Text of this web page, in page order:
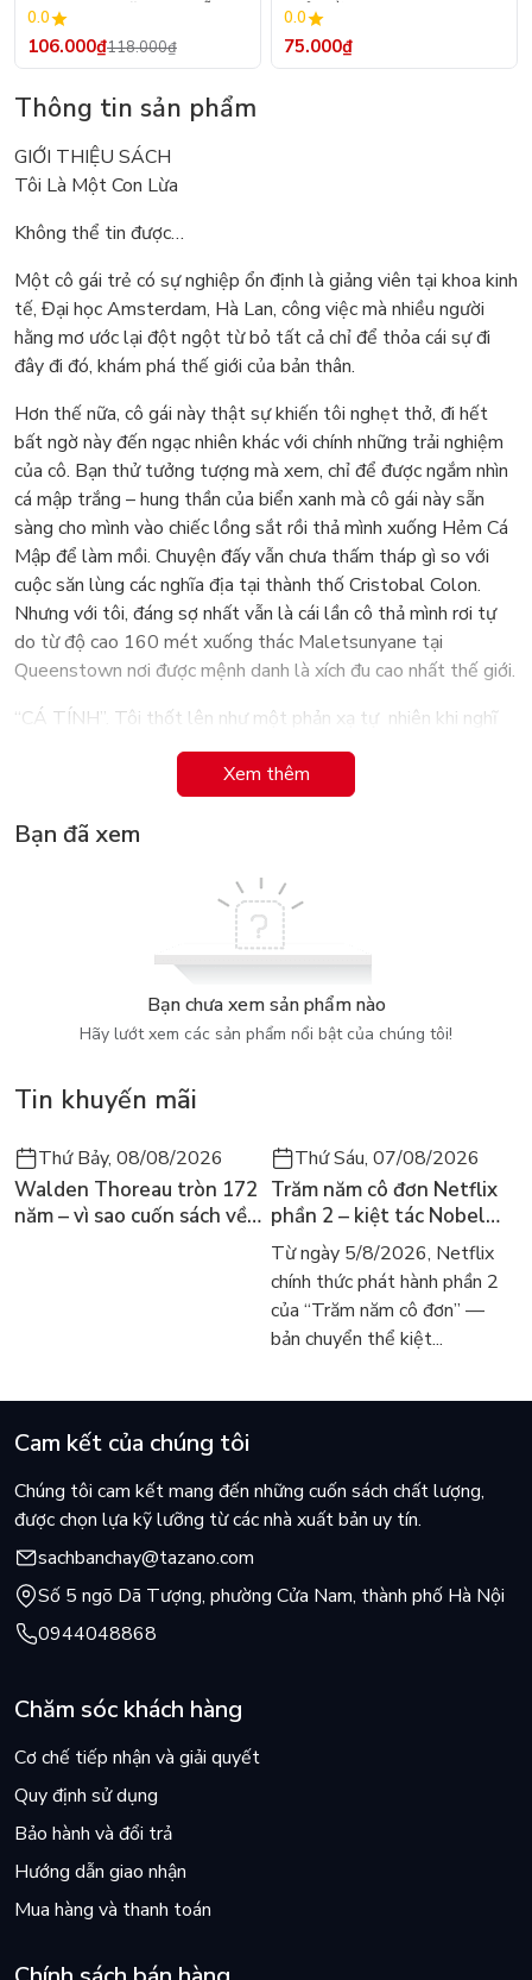
Trang Nam Nữ - Tạo Mẫu
Rập - Kỹ Thuật Nhảy Size
0.0
106.000₫118.000₫
Chủ Đề) - Hơn 250 Sticker
0.0
75.000₫
Thông tin sản phẩm
GIỚI THIỆU SÁCH
Tôi Là Một Con Lừa
Không thể tin được…
Một cô gái trẻ có sự nghiệp ổn định là giảng viên tại khoa kinh
tế, Đại học Amsterdam, Hà Lan, công việc mà nhiều người
hằng mơ ước lại đột ngột từ bỏ tất cả chỉ để thỏa cái sự đi
đây đi đó, khám phá thế giới của bản thân.
Hơn thế nữa, cô gái này thật sự khiến tôi nghẹt thở, đi hết
bất ngờ này đến ngạc nhiên khác với chính những trải nghiệm
của cô. Bạn thử tưởng tượng mà xem, chỉ để được ngắm nhìn
cá mập trắng – hung thần của biển xanh mà cô gái này sẵn
sàng cho mình vào chiếc lồng sắt rồi thả mình xuống Hẻm Cá
Mập để làm mồi. Chuyện đấy vẫn chưa thấm tháp gì so với
cuộc săn lùng các nghĩa địa tại thành thố Cristobal Colon.
Nhưng với tôi, đáng sợ nhất vẫn là cái lần cô thả mình rơi tự
do từ độ cao 160 mét xuống thác Maletsunyane tại
Queenstown nơi được mệnh danh là xích đu cao nhất thế giới.
“CÁ TÍNH”. Tôi thốt lên như một phản xạ tự nhiên khi nghĩ
về cô gái này. Rất chuẩn xác khi dùng 2 từ này để nói về
Phương Mai - chính là cô gái mà tôi đang nhắc tới và cô cũng
chính là tác giả của cuốn sách “Tôi là một con lừa"
Xem thêm
Bạn đã xem
Bạn chưa xem sản phẩm nào
Hãy lướt xem các sản phẩm nổi bật của chúng tôi!
Tin khuyến mãi
Thứ Bảy, 08/08/2026
Walden Thoreau tròn 172
năm – vì sao cuốn sách về
Thứ Sáu, 07/08/2026
Trăm năm cô đơn Netflix
phần 2 – kiệt tác Nobel
trở lại màn ảnh, dòng
người tìm đọc lại García
Márquez
Từ ngày 5/8/2026, Netflix
chính thức phát hành phần 2
của “Trăm năm cô đơn” —
bản chuyển thể kiệt...
Cam kết của chúng tôi
Chúng tôi cam kết mang đến những cuốn sách chất lượng,
được chọn lựa kỹ lưỡng từ các nhà xuất bản uy tín.
sachbanchay@tazano.com
Số 5 ngõ Dã Tượng, phường Cửa Nam, thành phố Hà Nội
0944048868
Chăm sóc khách hàng
Cơ chế tiếp nhận và giải quyết
Quy định sử dụng
Bảo hành và đổi trả
Hướng dẫn giao nhận
Mua hàng và thanh toán